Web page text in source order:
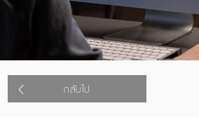
กลับไป